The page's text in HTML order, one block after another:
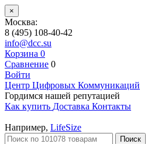
×
Москва:
8 (495) 108-40-42
info@dcc.su
Корзина 0
Сравнение 0
Войти
Центр Цифровых Коммуникаций
Гордимся нашей репутацией
Как купить Доставка Контакты
Например, LifeSize
Поиск